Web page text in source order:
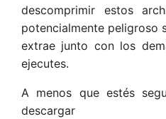
descomprimir estos
potencialmente peligroso
extrae junto con los
ejecutes.
A menos que estés
descargar